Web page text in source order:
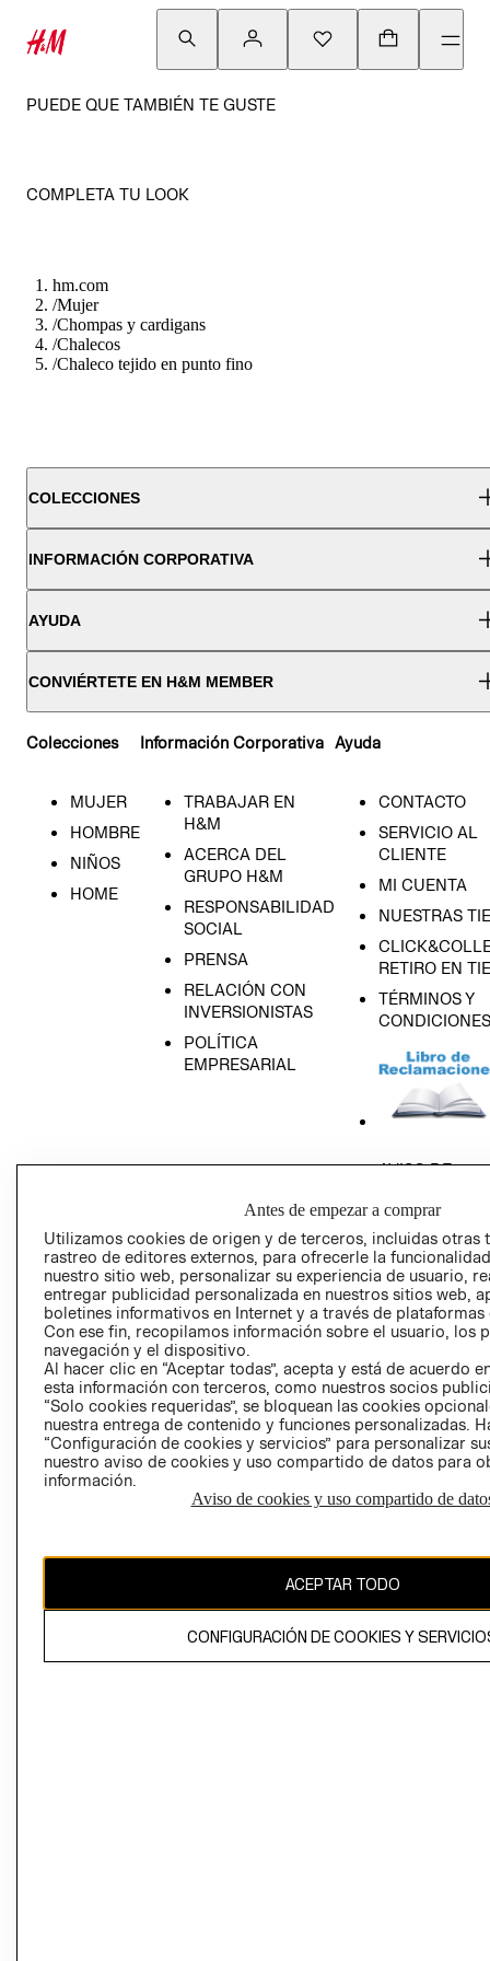
PUEDE QUE TAMBIÉN TE GUSTE
COMPLETA TU LOOK
hm.com
/Mujer
/Chompas y cardigans
/Chalecos
/Chaleco tejido en punto fino
COLECCIONES
INFORMACIÓN CORPORATIVA
AYUDA
CONVIÉRTETE EN H&M MEMBER
Colecciones
MUJER
HOMBRE
NIÑOS
HOME
Información Corporativa
TRABAJAR EN
H&M
ACERCA DEL
GRUPO H&M
RESPONSABILIDAD
SOCIAL
PRENSA
RELACIÓN CON
INVERSIONISTAS
POLÍTICA
EMPRESARIAL
Ayuda
CONTACTO
SERVICIO AL
CLIENTE
MI CUENTA
NUESTRAS
RETIRO EN
TÉRMINOS Y
CONDICIONES
AVISO DE
GIFT CARD
AVISO DE
Perú (S/)
CAMBIAR REGIÓN
propiedad de H&M Hennes & Mauritz AB
Antes de empezar a comprar
Utilizamos cookies de origen y de terceros, incluidas otras
rastreo de editores externos, para ofrecerle la
nuestro sitio web, personalizar su experiencia de usuario,
entregar publicidad personalizada en nuestros sitios web,
boletines informativos en Internet y a través de plataformas
Con ese fin, recopilamos información sobre el usuario, los
navegación y el dispositivo.
Al hacer clic en “Aceptar todas”, acepta y está de acuerdo
esta información con terceros, como nuestros socios
“Solo cookies requeridas”, se bloquean las cookies
nuestra entrega de contenido y funciones personalizadas.
“Configuración de cookies y servicios” para personalizar
nuestro aviso de cookies y uso compartido de datos para
información.
Aviso de cookies y uso compartido de
ACEPTAR TODO
CONFIGURACIÓN DE COOKIES Y